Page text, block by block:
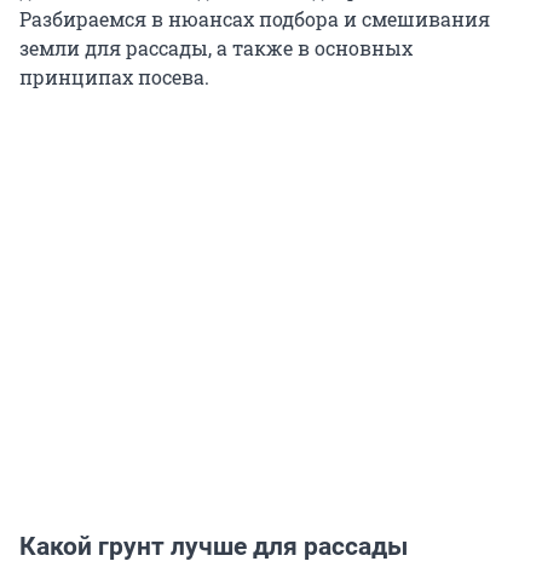
Разбираемся в нюансах подбора и смешивания
земли для рассады, а также в основных
принципах посева.
Какой грунт лучше для рассады